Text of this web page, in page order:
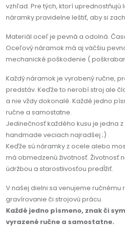
vzhľad. Pre tých, ktorí uprednostňujú
náramky pravidelne leštiť, aby si
Materiál oceľ je pevná a odolná.
Oceľový náramok má aj väčšiu
mechanické poškodenie (
Každý náramok je vyrobený ručne,
predstáv. Keďže to nerobí stroj ale
a nie vždy dokonalé. Každé jedno
ručne a samostatne.
Jedinečnosť každého kusu je jedna
handmade veciach najradšej ;)
Keďže sú náramky z ocele alebo
má obmedzenú životnosť. Životnosť
údržbou a starostlivosťou predĺžiť.
V našej dielni sa venujeme ručnému
gravírovanie či strojovú prácu.
Každé jedno písmeno, znak či
vyrazené ručne a samostatne.